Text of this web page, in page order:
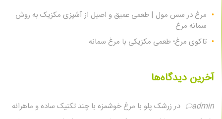
مرغ در سس مول | طعمی عمیق و اصیل از آشپزی مکزیک به روش
سمانه مرغ
تاکوی مرغ؛ طعمی مکزیکی با مرغ سمانه
آخرین دیدگاه‌ها
admin درزرشک پلو با مرغ خوشمزه با چند تکنیک ساده و ماهرانه